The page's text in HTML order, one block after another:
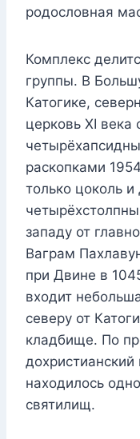
родословная
Комплекс
группы. В
Катогике,
церковь XI
раскопками
только цоколь
западу от
Ваграм
при Двине в
входит
северу от
кладбище. По
находилось
святилищ.